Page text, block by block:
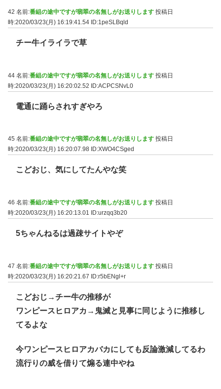
42 名前:番組の途中ですが翡翠の名無しがお送りします 投稿日
時:2020/03/23(月) 16:19:41.54 ID:1peSLBqld
チー牛イライラで草
44 名前:番組の途中ですが翡翠の名無しがお送りします 投稿日
時:2020/03/23(月) 16:20:02.52 ID:ACPCSNvL0
電通に踊らされすぎやろ
45 名前:番組の途中ですが翡翠の名無しがお送りします 投稿日
時:2020/03/23(月) 16:20:07.98 ID:XWO4CSged
こどおじ、気にしてたんやな笑
46 名前:番組の途中ですが翡翠の名無しがお送りします 投稿日
時:2020/03/23(月) 16:20:13.01
ID:urzqq3b20
5ちゃんねるは過疎サイトやぞ
47 名前:番組の途中ですが翡翠の名無しがお送りします 投稿日
時:2020/03/23(月) 16:20:21.67 ID:r5bENgl+r
こどおじ→チー牛の推移が
ワンピースヒロアカ→鬼滅と見事に同じように推移し
てるよな
今ワンピースヒロアカバカにしても反論激減してるわ
流行りの威を借りて煽る連中やね